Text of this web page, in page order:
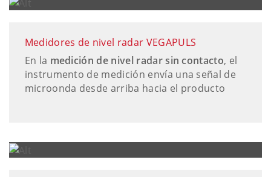
Medidores de nivel radar VEGAPULS
En la medición de nivel radar sin contacto, el
instrumento de medición envía una señal de
microonda desde arriba hacia el producto